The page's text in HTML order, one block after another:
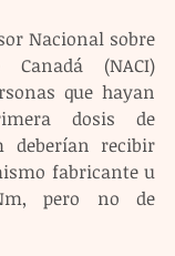
Nacional sobre
(NACI)
que hayan
dosis de
deberían recibir
fabricante u
pero no de